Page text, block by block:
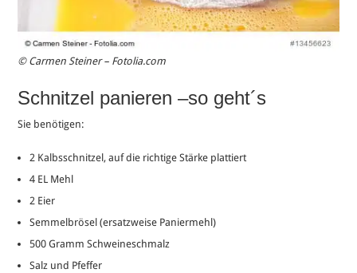
© Carmen Steiner – Fotolia.com
Schnitzel panieren –so geht´s
Sie benötigen:
2 Kalbsschnitzel, auf die richtige Stärke plattiert
4 EL Mehl
2 Eier
Semmelbrösel (ersatzweise Paniermehl)
500 Gramm Schweineschmalz
Salz und Pfeffer